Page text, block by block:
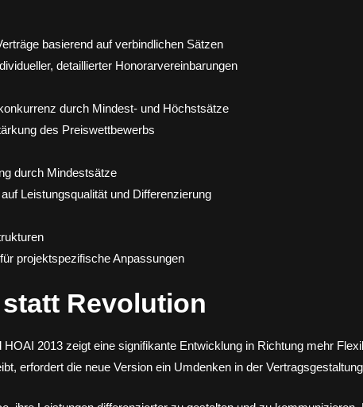
basierend auf verbindlichen Sätzen
detaillierter Honorarvereinbarungen
durch Mindest- und Höchstsätze
des Preiswettbewerbs
durch Mindestsätze
Leistungsqualität und Differenzierung
projektspezifische Anpassungen
Revolution
2013 zeigt eine signifikante Entwicklung in Richtung mehr
erfordert die neue Version ein Umdenken in der